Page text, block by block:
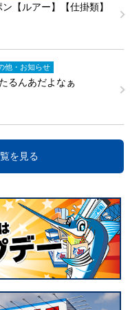
【ルアー】【仕掛類】
他・お知らせ
るんあだよなぁ
を見る